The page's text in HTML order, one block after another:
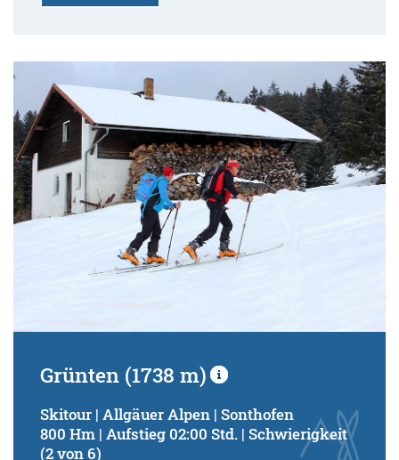
Grünten (1738 m)
Skitour | Allgäuer Alpen | Sonthofen
800 Hm | Aufstieg 02:00 Std. | Schwierigkeit
(2 von 6)